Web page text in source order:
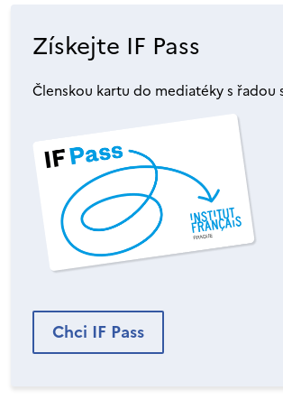
Získejte IF Pass
Členskou kartu do mediatéky s řadou
Chci IF Pass